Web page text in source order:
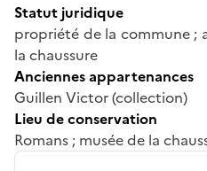
Statut juridique
propriété de la commune ;
la chaussure
Anciennes appartenances
Guillen Victor (collection)
Lieu de conservation
Romans ; musée de la